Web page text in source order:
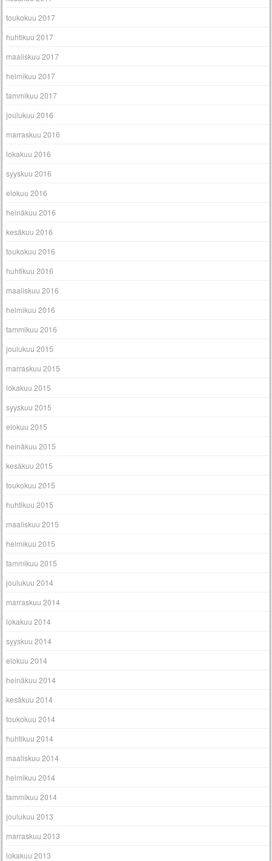
toukokuu 2017
huhtikuu 2017
maaliskuu 2017
helmikuu 2017
tammikuu 2017
joulukuu 2016
marraskuu 2016
lokakuu 2016
syyskuu 2016
elokuu 2016
heinäkuu 2016
kesäkuu 2016
toukokuu 2016
huhtikuu 2016
maaliskuu 2016
helmikuu 2016
tammikuu 2016
joulukuu 2015
marraskuu 2015
lokakuu 2015
syyskuu 2015
elokuu 2015
heinäkuu 2015
kesäkuu 2015
toukokuu 2015
huhtikuu 2015
maaliskuu 2015
helmikuu 2015
tammikuu 2015
joulukuu 2014
marraskuu 2014
lokakuu 2014
syyskuu 2014
elokuu 2014
heinäkuu 2014
kesäkuu 2014
toukokuu 2014
huhtikuu 2014
maaliskuu 2014
helmikuu 2014
tammikuu 2014
joulukuu 2013
marraskuu 2013
lokakuu 2013